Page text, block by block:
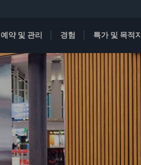
예약 및 관리 경험 특가 및 목적지